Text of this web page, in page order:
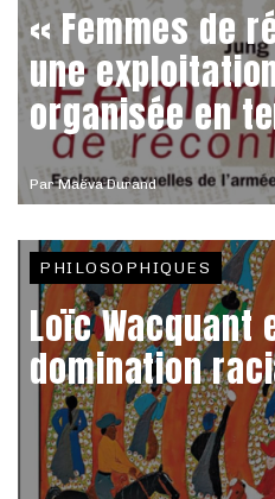
ParMaëva Durand
« Femmes de
une
organisée en
PHILOSOPHIQUES
Loïc Wacquant
domination